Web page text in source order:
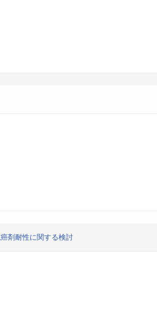
剤耐性に関する検討